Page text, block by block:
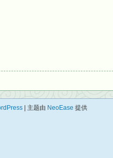
| 主题由 NeoEase 提供